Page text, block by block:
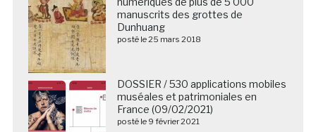
manuscrits des grottes de
Dunhuang
posté le 25 mars 2018
DOSSIER / 530 applications mobiles
muséales et patrimoniales en
France (09/02/2021)
posté le 9 février 2021